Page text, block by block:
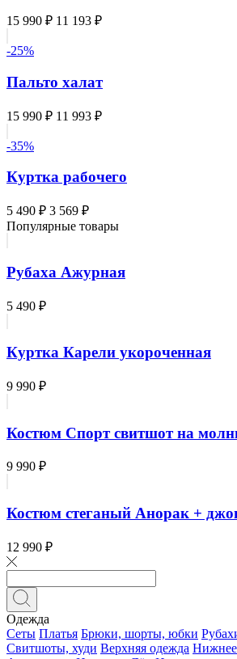
15 990 ₽ 11 193 ₽
-25%
Пальто халат
15 990 ₽ 11 993 ₽
-35%
Куртка рабочего
5 490 ₽ 3 569 ₽
Популярные товары
Рубаха Ажурная
5 490 ₽
Куртка Карели укороченная
9 990 ₽
Костюм Спорт свитшот на
9 990 ₽
Костюм стеганый Анорак +
12 990 ₽
Одежда
Сеты Платья Брюки, шорты, юбки
Свитшоты, худи Верхняя одежда Нижнее